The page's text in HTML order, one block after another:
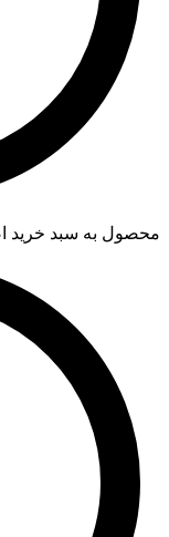
محصول به سبد خرید